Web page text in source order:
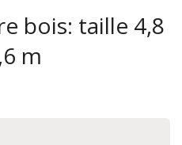
bois: taille 4,8
m